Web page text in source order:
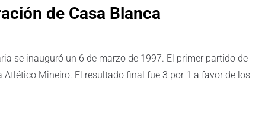
de Casa Blanca
se inauguró un 6 de marzo de 1997. El primer partido de
Atlético Mineiro. El resultado final fue 3 por 1 a favor de los